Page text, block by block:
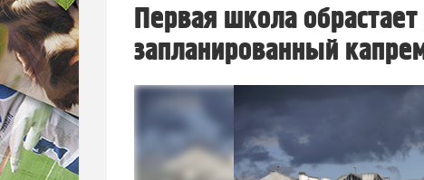
Первая школа
запланированный